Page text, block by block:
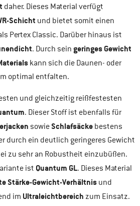
daher. Dieses Material verfügt
Schicht und bietet somit einen
Pertex Classic. Darüber hinaus ist
. Durch sein geringes Gewicht
kann sich die Daunen- oder
optimal entfalten.
und gleichzeitig reißfestesten
. Dieser Stoff ist ebenfalls für
sowieSchlafsäcke bestens
durch ein deutlich geringeres Gewicht
zu sehr an Robustheit einzubüßen.
ist Quantum GL. Dieses Material
Stärke-Gewicht-Verhältnis und
im Ultraleichtbereich zum Einsatz.